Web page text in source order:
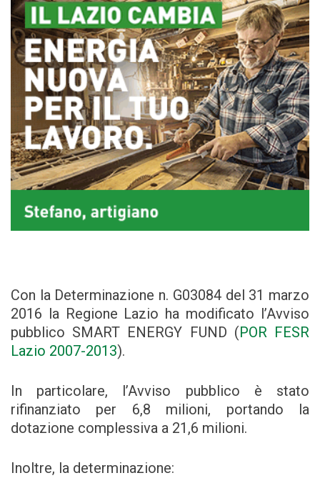
Con la Determinazione n. G03084 del 31 marzo
2016 la Regione Lazio ha modificato l’Avviso
pubblico SMART ENERGY FUND (POR FESR
Lazio 2007-2013).
In particolare, l’Avviso pubblico è stato
rifinanziato per 6,8 milioni, portando la
dotazione complessiva a 21,6 milioni.
Inoltre, la determinazione: